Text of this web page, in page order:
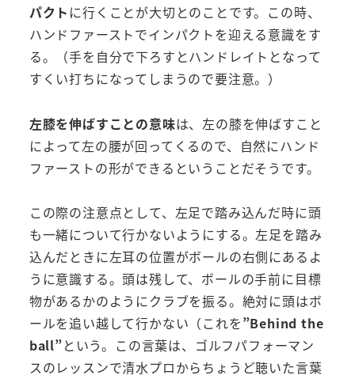
パクト に行くことが大切とのことです。この時、
ハンドファーストでインパクトを迎える意識をす
る。（手を自分で下ろすとハンドレイトとなって
すくい打ちになってしまうので要注意。）
左膝を伸ばすことの意味は、左の膝を伸ばすこと
によって左の腰が回ってくるので、自然にハンド
ファーストの形ができるということだそうです。
この際の注意点として、左足で踏み込んだ時に頭
も一緒について行かないようにする。左足を踏み
込んだときに左耳の位置がボールの右側にあるよ
うに意識する。頭は残して、ボールの手前に目標
物があるかのようにクラブを振る。絶対に頭はボ
ールを追い越して行かない（これを”Behind the
ball”という。この言葉は、ゴルフパフォーマン
スのレッスンで清水プロからちょうど聴いた言葉